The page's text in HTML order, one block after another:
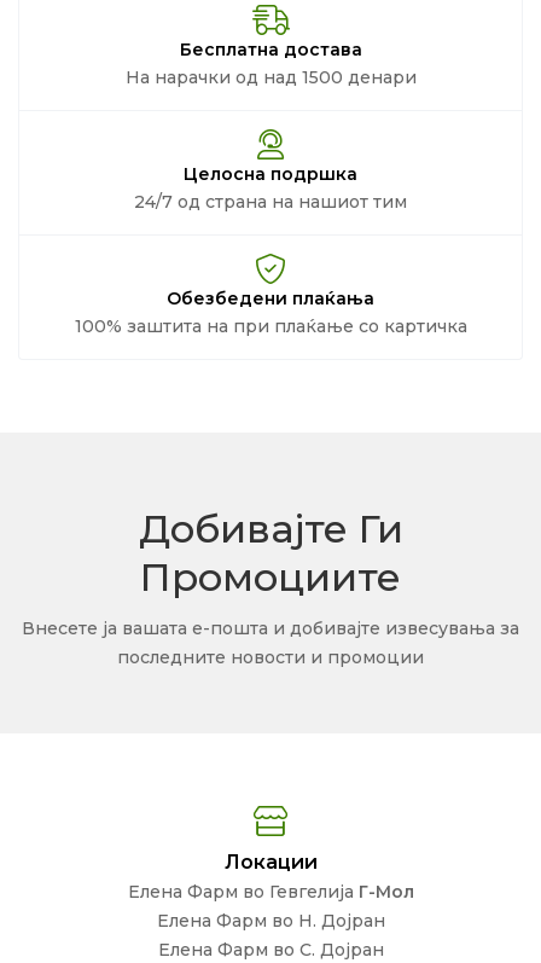
Бесплатна достава
На нарачки од над 1500 денари
Целосна подршка
24/7 од страна на нашиот тим
Обезбедени плаќања
100% заштита на при плаќање со картичка
Добивајте Ги
Промоциите
Внесете ја вашата е-пошта и добивајте извесувања за
последните новости и промоции
Локации
Елена Фарм во Гевгелија Г-Мол
Елена Фарм во Н. Дојран
Елена Фарм во С. Дојран